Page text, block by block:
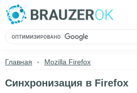
Главная Mozilla Firefox
Синхронизация в Firefox